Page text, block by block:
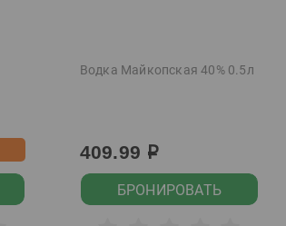
Водка Майкопская 40% 0.5л
409.99 р
БРОНИРОВАТЬ